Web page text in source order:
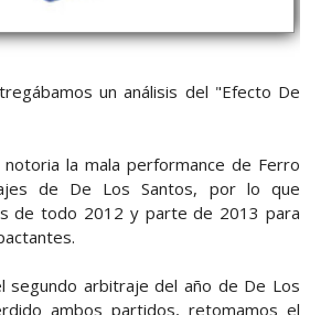
un análisis del "Efecto De
la mala performance de Ferro
de De Los Santos, por lo que
de todo 2012 y parte de 2013 para
segundo arbitraje del año de De Los
ambos partidos, retomamos el